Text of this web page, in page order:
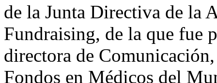
de la Junta Directiva de la
Fundraising, de la que fue
directora de
Fondos en Médicos del